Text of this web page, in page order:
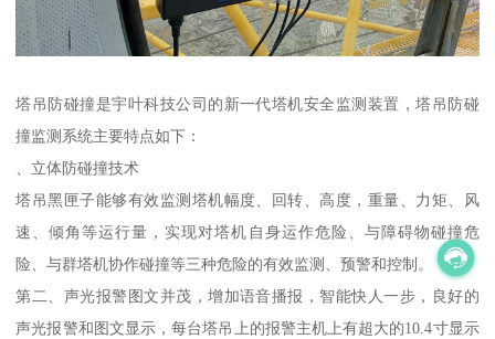
塔吊防碰撞是宇叶科技公司的新一代塔机安全监测装置，塔吊防碰
撞监测系统主要特点如下：
、立体防碰撞技术
塔吊黑匣子能够有效监测塔机幅度、回转、高度，重量、力矩、风
速、倾角等运行量，实现对塔机自身运作危险、与障碍物碰撞危
险、与群塔机协作碰撞等三种危险的有效监测、预警和控制。
第二、声光报警图文并茂，增加语音播报，智能快人一步，良好的
声光报警和图文显示，每台塔吊上的报警主机上有超大的10.4寸显示